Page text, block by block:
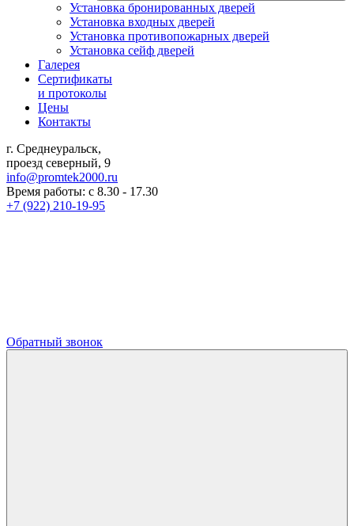
Установка бронированных дверей
Установка входных дверей
Установка противопожарных дверей
Установка сейф дверей
Галерея
Сертификаты
и протоколы
Цены
Контакты
г. Среднеуральск,
проезд северный, 9
info@promtek2000.ru
Время работы: с 8.30 - 17.30
+7 (922) 210-19-95
Обратный звонок